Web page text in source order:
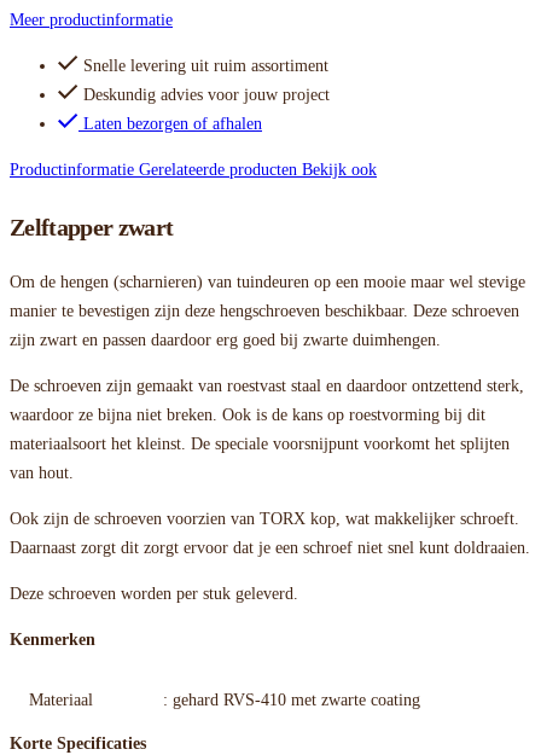
Meer productinformatie
Snelle levering uit ruim assortiment
Deskundig advies voor jouw project
Laten bezorgen of afhalen
Productinformatie Gerelateerde producten Bekijk ook
Zelftapper zwart
Om de hengen (scharnieren) van tuindeuren op een mooie maar wel stevige
manier te bevestigen zijn deze hengschroeven beschikbaar. Deze schroeven
zijn zwart en passen daardoor erg goed bij zwarte duimhengen.
De schroeven zijn gemaakt van roestvast staal en daardoor ontzettend sterk,
waardoor ze bijna niet breken. Ook is de kans op roestvorming bij dit
materiaalsoort het kleinst. De speciale voorsnijpunt voorkomt het splijten
van hout.
Ook zijn de schroeven voorzien van TORX kop, wat makkelijker schroeft.
Daarnaast zorgt dit zorgt ervoor dat je een schroef niet snel kunt doldraaien.
Deze schroeven worden per stuk geleverd.
Kenmerken
Materiaal : gehard RVS-410 met zwarte coating
Korte Specificaties